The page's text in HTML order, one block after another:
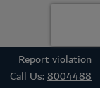
Report violation
Call Us:8004488